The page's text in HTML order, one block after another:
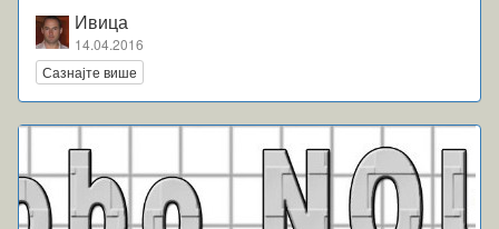
Ивица
14.04.2016
Сазнајте више